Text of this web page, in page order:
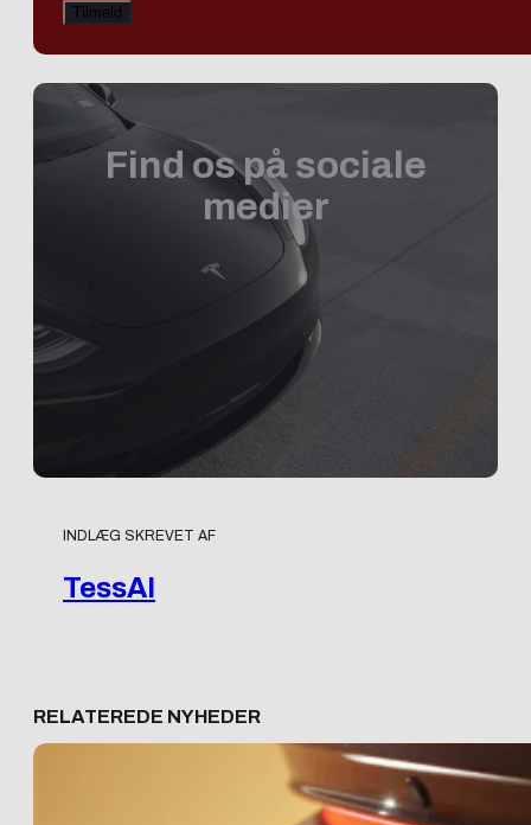
Find os på sociale
medier
INDLÆG SKREVET AF
TessAI
RELATEREDE NYHEDER